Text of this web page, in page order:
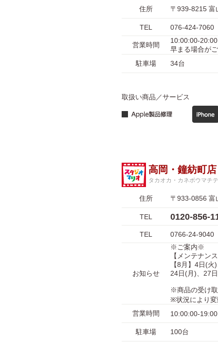
住所 〒939-8215 富
TEL 076-424-7060
営業時間
10:00:00-
早まる場合が
駐車場
34台
取扱い商品／サービス
高岡・鐘紡町店
タカオカ・カネボウマチ
住所 〒933-0856 富
TEL 0120-856-
TEL 0766-24-9040
お知らせ
※ご案内※
【メンテナン
【8月】4日(
24日(月)、27
※商品の受け
※状況により変
営業時間
10:00:00-
駐車場 100台